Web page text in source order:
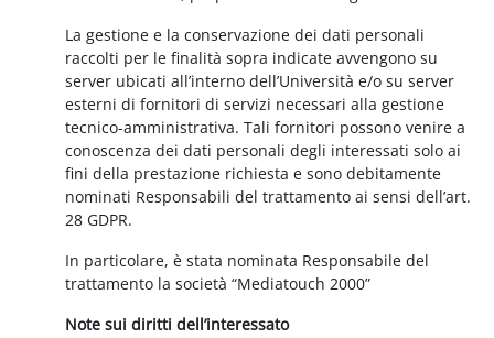
La gestione e la conservazione dei dati personali
raccolti per le finalità sopra indicate avvengono su
server ubicati all’interno dell’Università e/o su server
esterni di fornitori di servizi necessari alla gestione
tecnico-amministrativa. Tali fornitori possono venire a
conoscenza dei dati personali degli interessati solo ai
fini della prestazione richiesta e sono debitamente
nominati Responsabili del trattamento ai sensi dell’art.
28 GDPR.
In particolare, è stata nominata Responsabile del
trattamento la società “Mediatouch 2000”
Note sui diritti dell’interessato